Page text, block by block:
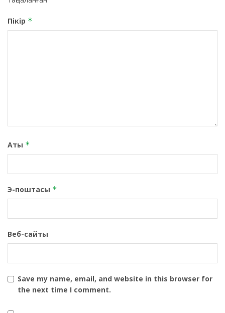
Пікір *
Аты *
Э-поштасы *
Веб-сайты
Save my name, email, and website in this browser for
the next time I comment.